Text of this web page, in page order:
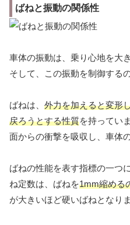
ばねと振動の関係性
車体の振動は、乗り心地を大
そして、この振動を制御する
ばねは、 外力を加えると変形
戻ろうとする性質を持ってい
面からの衝撃を吸収し、車体
ばねの性能を表す指標の一つに
ね定数は、ばねを1mm縮める
が大きいほど硬いばねとなりま